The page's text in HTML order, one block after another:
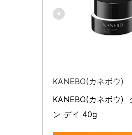
KANEBO(カネボウ)
KANEBO(カネボウ)
ン デイ 40g